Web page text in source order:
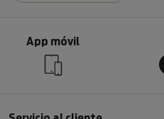
App móvil